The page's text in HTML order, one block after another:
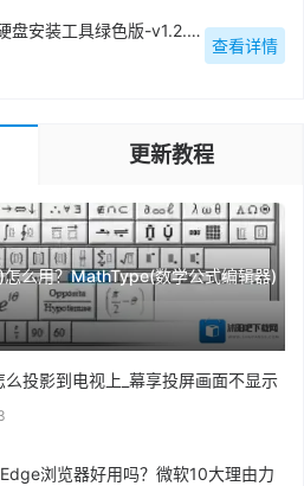
Windows7 硬盘安装工具绿色版-v1.2.0.62
查看详情
更新教程
么用？MathType(数学公式编辑器)
么投影到电视上_幕享投屏画面不显示
浏览器好用吗？微软10大理由力